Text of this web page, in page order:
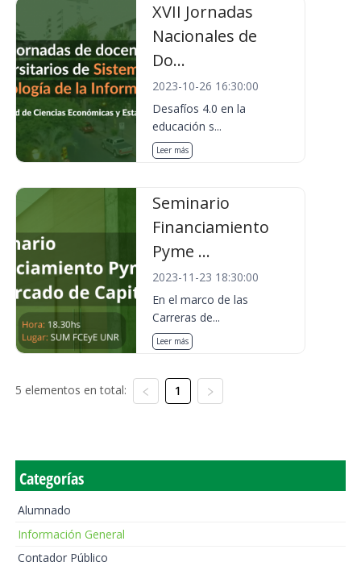
XVII Jornadas
Nacionales de
Do...
2023-10-26 16:30:00
Desafíos 4.0 en la
educación s...
Leer más
Seminario
Financiamiento
Pyme ...
2023-11-23 18:30:00
En el marco de las
Carreras de...
Leer más
5 elementos en total: 1
Categorías
Alumnado
Información General
Contador Público